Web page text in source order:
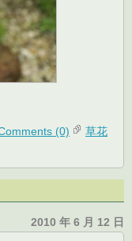
(0) 草花
2010 年 6 月 12 日